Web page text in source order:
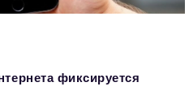
фиксируется